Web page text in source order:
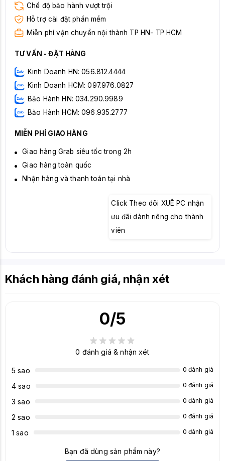
Chế độ bảo hành vượt trội
Hỗ trợ cài đặt phần mềm
Miễn phí vận chuyển nội thành TP HN- TP HCM
TƯ VẤN - ĐẶT HÀNG
Kinh Doanh HN: 056.812.4444
Kinh Doanh HCM: 097.976.0827
Bảo Hành HN: 034.290.9989
Bảo Hành HCM: 096.935.2777
MIỄN PHÍ GIAO HÀNG
Giao hàng Grab siêu tốc trong 2h
Giao hàng toàn quốc
Nhận hàng và thanh toán tại nhà
Click Theo dõi XUÊ PC nhận
ưu đãi dành riêng cho thành
viên
Khách hàng đánh giá, nhận xét
0/5
0 đánh giá & nhận xét
5 sao 0 đánh giá
4 sao 0 đánh giá
3 sao 0 đánh giá
2 sao 0 đánh giá
1 sao 0 đánh giá
Bạn đã dùng sản phẩm này?